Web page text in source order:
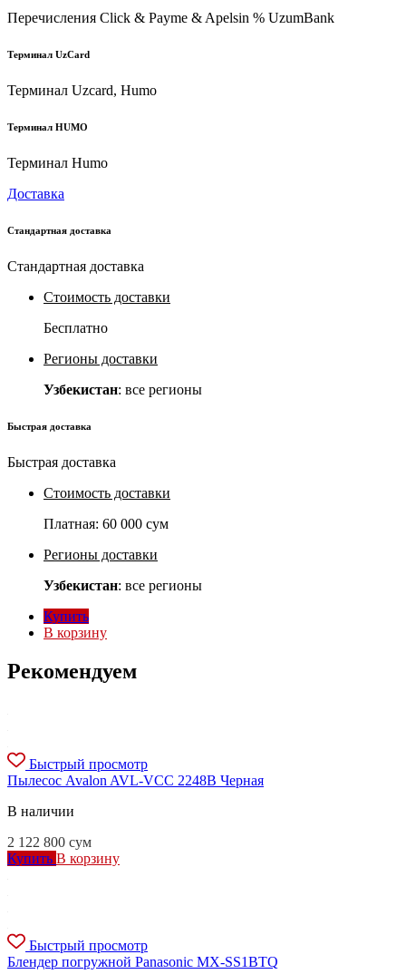
Перечисления Click & Payme & Apelsin % UzumBank
Терминал UzCard
Терминал Uzcard, Humo
Терминал HUMO
Терминал Humo
Доставка
Стандартная доставка
Стандартная доставка
Стоимость доставки
Бесплатно
Регионы доставки
Узбекистан: все регионы
Быстрая доставка
Быстрая доставка
Стоимость доставки
Платная: 60 000 сум
Регионы доставки
Узбекистан: все регионы
Купить
В корзину
Рекомендуем
Быстрый просмотр
Пылесос Avalon AVL-VCC 2248B Черная
В наличии
2 122 800 сум
Купить В корзину
Быстрый просмотр
Блендер погружной Panasonic MX-SS1BTQ